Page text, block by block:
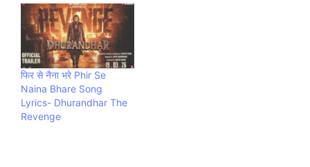
फिर से नैना भरे Phir Se
Naina Bhare Song
Lyrics- Dhurandhar The
Revenge